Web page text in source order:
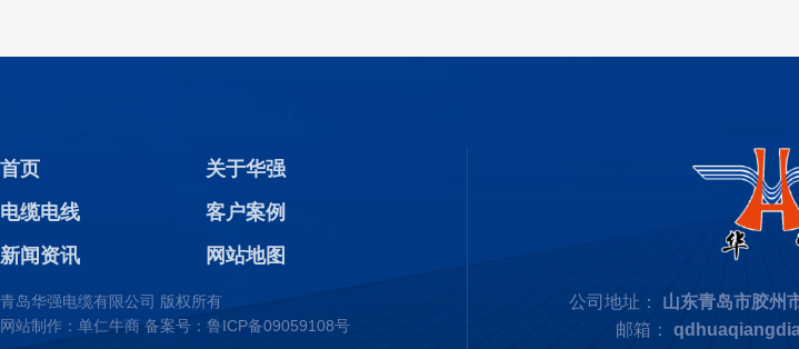
首页
关于华强
电缆电线
客户案例
新闻资讯
网站地图
青岛华强电缆有限公司 版权所有
网站制作：单仁牛商 备案号： 鲁ICP备09059108号
公司地址：
山东青岛市胶州
邮箱：